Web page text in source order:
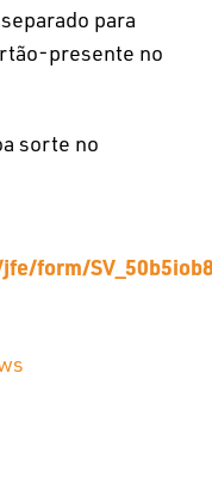
para
presente no
sorte no
form/